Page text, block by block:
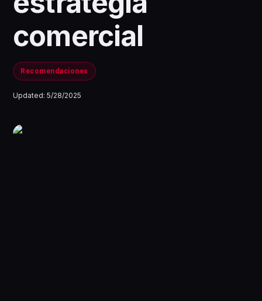
comercial
Recomendaciones
Updated:5/28/2025